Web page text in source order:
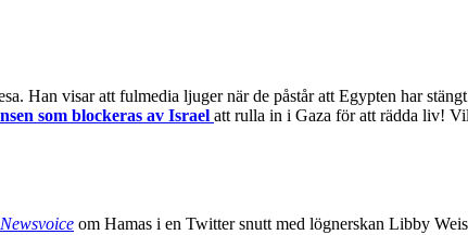
Han visar att fulmedia ljuger när de påstår att Egypten har
som blockeras av Israel att rulla in i Gaza för att rädda liv!
Newsvoice om Hamas i en Twitter snutt med lögnerskan Libby